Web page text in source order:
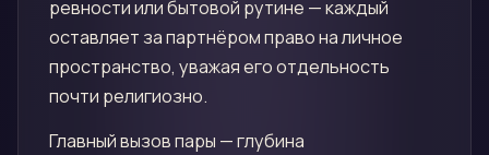
ревности или бытовой рутине — каждый
оставляет за партнёром право на личное
пространство, уважая его отдельность
почти религиозно.
Главный вызов пары — глубина